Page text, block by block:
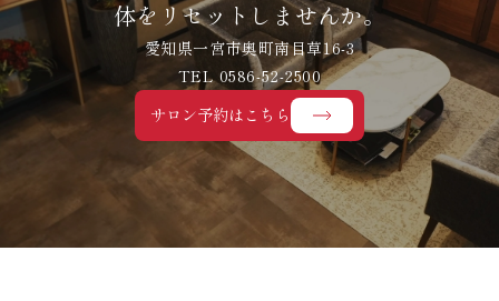
体をリセットしませんか。
愛知県一宮市奥町南目草16-3
TEL 0586-52-2500
サロン予約はこちら